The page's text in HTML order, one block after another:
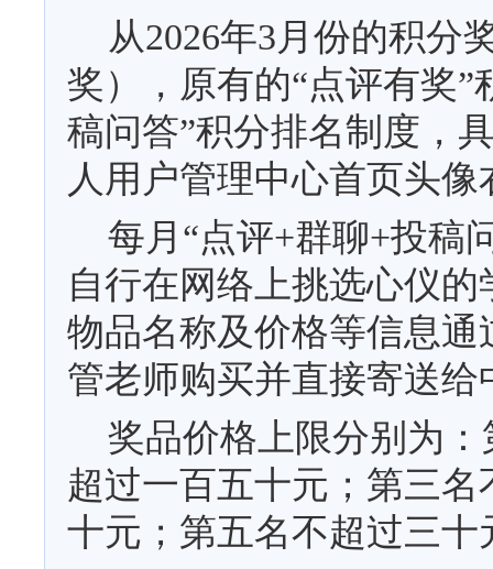
从2026年3月份的积分
奖），原有的“点评有奖”
稿问答”积分排名制度，
人用户管理中心首页头像
每月 “点评+群聊+投稿
自行在网络上挑选心仪
物品名称及价格等信息
管老师购买并直接寄送给
奖品价格上限分别为
超过一百五十元；第三
十元；第五名不超过三十